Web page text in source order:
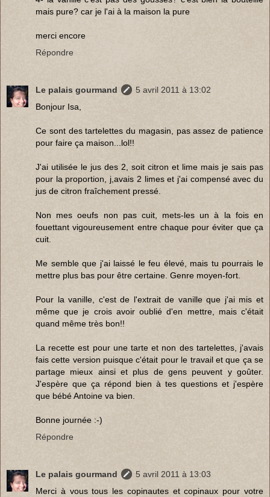
mais pure? car je l'ai à la maison la pure
merci encore
Répondre
Le palais gourmand
5 avril 2011 à 13:02
Bonjour Isa,
Ce sont des tartelettes du magasin, pas assez de patience
pour faire ça maison...lol!!
J'ai utilisée le jus des 2, soit citron et lime mais je sais pas
pour la proportion, j,avais 2 limes et j'ai compensé avec du
jus de citron fraîchement pressé.
Non mes oeufs non pas cuit, mets-les un à la fois en
fouettant vigoureusement entre chaque pour éviter que ça
cuit.
Me semble que j'ai laissé le feu élevé, mais tu pourrais le
mettre plus bas pour être certaine. Genre moyen-fort.
Pour la vanille, c'est de l'extrait de vanille que j'ai mis et
même que je crois avoir oublié d'en mettre, mais c'était
quand même très bon!!
La recette est pour une tarte et non des tartelettes, j'avais
fais cette version puisque c'était pour le travail et que ça se
partage mieux ainsi et plus de gens peuvent y goûter.
J'espère que ça répond bien à tes questions et j'espère
que bébé Antoine va bien.
Bonne journée :-)
Répondre
Le palais gourmand
5 avril 2011 à 13:03
Merci à vous tous les copinautes et copinaux pour votre